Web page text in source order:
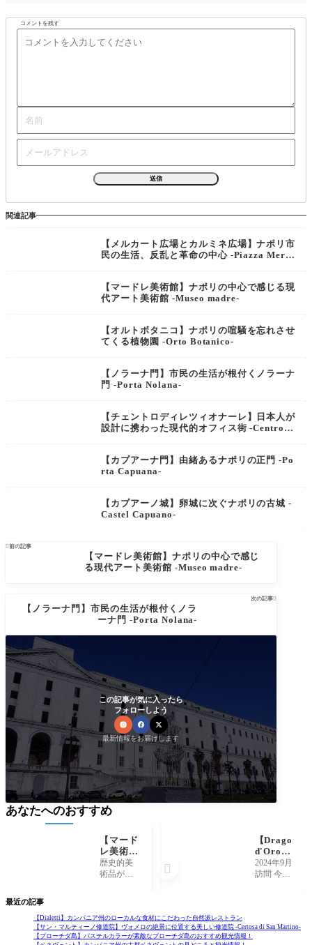
コメントを残す
関連記事
【メルカート広場とカルミネ広場】ナポリ市
民の生活、反乱と革命の中心 -Piazza Merca
【マードレ美術館】ナポリの中心で感じる現
代アート美術館 -Museo madre-
【オルトボタニコ】ナポリの喧騒を忘れさせ
てくる植物園 -Orto Botanico-
【ノラーナ門】市民の生活が根付くノラーナ
門 -Porta Nolana-
【チェントロディレツィオナーレ】日本人が
設計に携わった現代的オフィス街 -Centro D
【カプアーナ門】由緒あるナポリの正門 -Po
rta Capuana-
【カプアーノ城】卵城に次ぐナポリの古城 -
Castel Capuano-
前の記事
【マードレ美術館】ナポリの中心で感じ
る現代アート美術館 -Museo madre-
次の記事
【ノラーナ門】市民の生活が根付くノラ
ーナ門 -Porta Nolana-
この記事が気に入ったら
フォローしよう
最新情報をお届けします
最近の記事
【Dialetti】カンパニア州のローカルな食材にこだわった自然派レストラン
【サン・マルティーノ修道院】ヴォメロの絶景に位置する美しい修道院 -Certosa di San Martino-
【プローチダ島】パステルカラーが素敵なプローチダ島のおすすめ観光情報！
あなたへのおすすめ
【マード
レ美術
館】ナポ
リの中心
-Museo
madre-
歴史的美
術品が多
ートの美
術館。マ
ードレ美
【Drago
d'Oro】
ナポリに
昔からあ
2024年9月
訪問 今で
料理のお
